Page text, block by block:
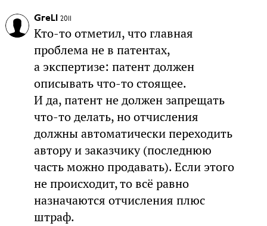
GreLI 2011
Кто-то отметил, что главная
проблема не в патентах,
а экспертизе: патент должен
описывать что-то стоящее.
И да, патент не должен запрещать
что-то делать, но отчисления
должны автоматически переходить
автору и заказчику (последнюю
часть можно продавать). Если этого
не происходит, то всё равно
назначаются отчисления плюс
штраф.